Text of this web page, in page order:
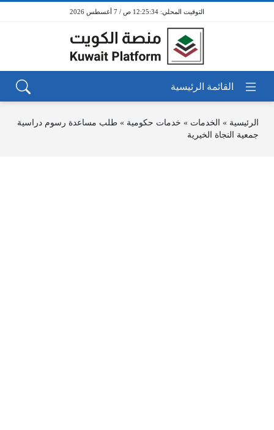
12:25:34 ص / 7 أغسطس 2026
الرئيسية » الخدمات » خدمات حكومية » طلب مساعدة رسوم دراسية
جمعية النجاة الخيرية